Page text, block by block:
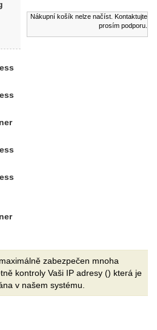
Nákupní košík nelze načíst. Kontaktujte
prosím podporu.
zabezpečen mnoha
kontroly Vaši IP adresy () která je
v našem systému.